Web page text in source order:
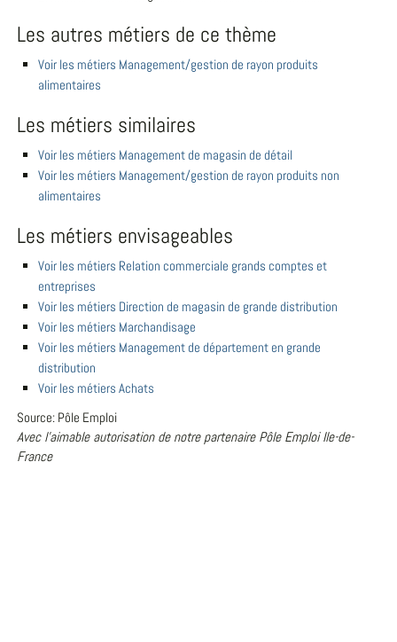
Les autres métiers de ce thème
Voir les métiers Management/gestion de rayon produits
alimentaires
Les métiers similaires
Voir les métiers Management de magasin de détail
Voir les métiers Management/gestion de rayon produits non
alimentaires
Les métiers envisageables
Voir les métiers Relation commerciale grands comptes et
entreprises
Voir les métiers Direction de magasin de grande distribution
Voir les métiers Marchandisage
Voir les métiers Management de département en grande
distribution
Voir les métiers Achats
Source: Pôle Emploi
Avec l'aimable autorisation de notre partenaire Pôle Emploi Ile-de-
France